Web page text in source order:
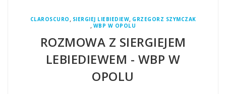
CLAROSCURO , SIERGIEJ LIEBIEDIEW, GRZEGORZ SZYMCZAK
, WBP W OPOLU
ROZMOWA Z SIERGIEJEM
LEBIEDIEWEM - WBP W
OPOLU